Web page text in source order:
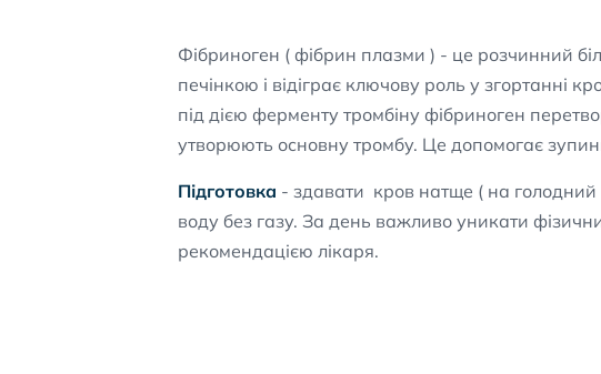
Фібриноген ( фібрин плазми ) - це розчинний
печінкою і відіграє ключову роль у згортанні
під дією ферменту тромбіну фібриноген
утворюють основну тромбу. Це допомогає
Підготовка - здавати кров натще ( на голодний
воду без газу. За день важливо уникати
рекомендацією лікаря.